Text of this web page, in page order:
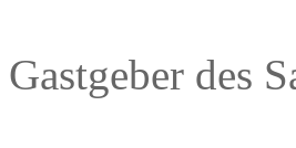
Gastgeber des